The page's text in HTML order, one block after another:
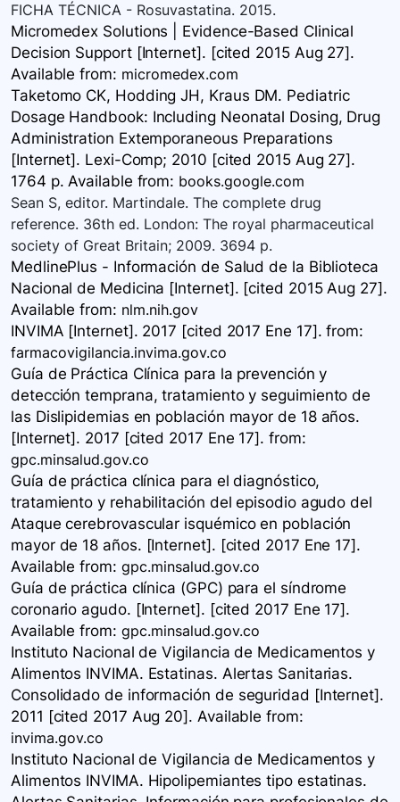
FICHA TÉCNICA - Rosuvastatina. 2015.
Micromedex Solutions | Evidence-Based Clinical
Decision Support [Internet]. [cited 2015 Aug 27].
Available from: micromedex.com
Taketomo CK, Hodding JH, Kraus DM. Pediatric
Dosage Handbook: Including Neonatal Dosing, Drug
Administration Extemporaneous Preparations
[Internet]. Lexi-Comp; 2010 [cited 2015 Aug 27].
1764 p. Available from: books.google.com
Sean S, editor. Martindale. The complete drug
reference. 36th ed. London: The royal pharmaceutical
society of Great Britain; 2009. 3694 p.
MedlinePlus - Información de Salud de la Biblioteca
Nacional de Medicina [Internet]. [cited 2015 Aug 27].
Available from: nlm.nih.gov
INVIMA [Internet]. 2017 [cited 2017 Ene 17]. from:
farmacovigilancia.invima.gov.co
Guía de Práctica Clínica para la prevención y
detección temprana, tratamiento y seguimiento de
las Dislipidemias en población mayor de 18 años.
[Internet]. 2017 [cited 2017 Ene 17]. from:
gpc.minsalud.gov.co
Guía de práctica clínica para el diagnóstico,
tratamiento y rehabilitación del episodio agudo del
Ataque cerebrovascular isquémico en población
mayor de 18 años. [Internet]. [cited 2017 Ene 17].
Available from: gpc.minsalud.gov.co
Guía de práctica clínica (GPC) para el síndrome
coronario agudo. [Internet]. [cited 2017 Ene 17].
Available from: gpc.minsalud.gov.co
Instituto Nacional de Vigilancia de Medicamentos y
Alimentos INVIMA. Estatinas. Alertas Sanitarias.
Consolidado de información de seguridad [Internet].
2011 [cited 2017 Aug 20]. Available from:
invima.gov.co
Instituto Nacional de Vigilancia de Medicamentos y
Alimentos INVIMA. Hipolipemiantes tipo estatinas.